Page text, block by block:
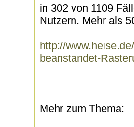
in 302 von 1109
Nutzern. Mehr als
http://
beanstandet-
Mehr zum Thema: